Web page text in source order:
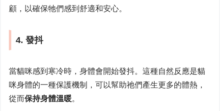
顧，以確保牠們感到舒適和安心。
4. 發抖
當貓咪感到寒冷時，身體會開始發抖。這種自然反應是貓
咪身體的一種保護機制，可以幫助祂們產生更多的體熱，
從而保持身體溫暖。